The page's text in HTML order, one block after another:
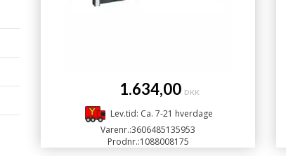
1.634,00 DKK
Lev.tid: Ca. 7-21 hverdage
Varenr.:3606485135953
Prodnr.:1088008175